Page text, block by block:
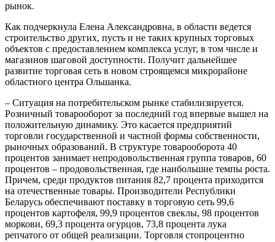
рынок.
Как подчеркнула Елена Александровна, в области ведется
строительство других, пусть и не таких крупных торговых
объектов с предоставлением комплекса услуг, в том числе и
магазинов шаговой доступности. Получит дальнейшее
развитие торговая сеть в новом строящемся микрорайоне
областного центра Ольшанка.
– Ситуация на потребительском рынке стабилизируется.
Розничный товарооборот за последний год впервые вышел на
положительную динамику. Это касается предприятий
торговли государственной и частной формы собственности,
рыночных образований. В структуре товарооборота 40
процентов занимает непродовольственная группа товаров, 60
процентов – продовольственная, где наибольшие темпы роста.
Причем, среди продуктов питания 82,7 процента приходится
на отечественные товары. Производители Республики
Беларусь обеспечивают поставку в торговую сеть 99,6
процентов картофеля, 99,9 процентов свеклы, 98 процентов
моркови, 69,3 процента огурцов, 73,8 процента лука
репчатого от общей реализации. Торговля стопроцентно